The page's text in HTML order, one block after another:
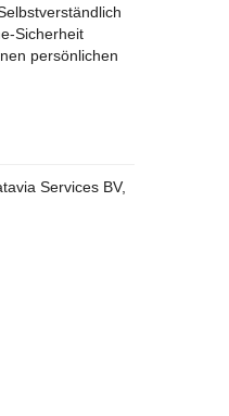
Sicherheit
persönlichen
Services BV,